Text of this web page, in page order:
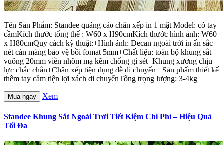
Tên Sản Phẩm: Standee quảng cáo chân xếp in 1 mặt Model: có tay
cầmKích thước tổng thể : W60 x H90cmKích thước hình ảnh: W60
x H80cmQuy cách kỹ thuật:+Hình ảnh: Decan ngoài trời in ấn sắc
nét cán màng bảo vệ bồi fomat 5mm+Chất liệu: toàn bộ khung sắt
vuông 20mm viền nhôm mạ kẽm chống gỉ sét+Khung xương chịu
lực chắc chắn+Chân xếp tiện dụng dễ di chuyển+ Sản phẩm thiết kế
thêm tay cầm tiện lợi xách di chuyểnTổng trọng lượng: 3-4kg
Mua ngay Xem
Standee Khung Sắt Ngoài Trời Tiết Kiệm Chi Phí – Hiệu Quả
Tối Đa